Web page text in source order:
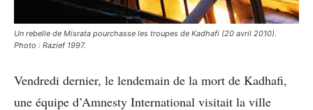
Un rebelle de Misrata pourchasse les troupes de Kadhafi (20 avril 2010).
Photo : Razief 1997.
Vendredi dernier, le lendemain de la mort de Kadhafi,
une équipe d’Amnesty International visitait la ville